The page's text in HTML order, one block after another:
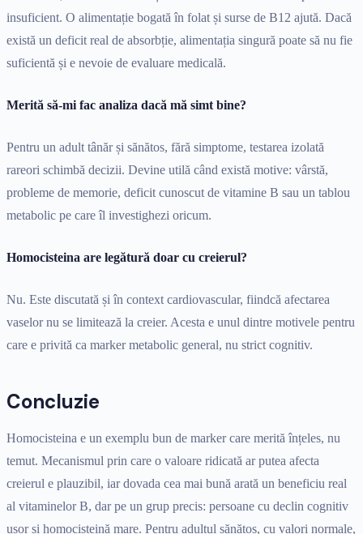
insuficient. O alimentație bogată în folat și surse de B12 ajută. Dacă
există un deficit real de absorbție, alimentația singură poate să nu fie
suficientă și e nevoie de evaluare medicală.
Merită să-mi fac analiza dacă mă simt bine?
Pentru un adult tânăr și sănătos, fără simptome, testarea izolată
rareori schimbă decizii. Devine utilă când există motive: vârstă,
probleme de memorie, deficit cunoscut de vitamine B sau un tablou
metabolic pe care îl investighezi oricum.
Homocisteina are legătură doar cu creierul?
Nu. Este discutată și în context cardiovascular, fiindcă afectarea
vaselor nu se limitează la creier. Acesta e unul dintre motivele pentru
care e privită ca marker metabolic general, nu strict cognitiv.
Concluzie
Homocisteina e un exemplu bun de marker care merită înțeles, nu
temut. Mecanismul prin care o valoare ridicată ar putea afecta
creierul e plauzibil, iar dovada cea mai bună arată un beneficiu real
al vitaminelor B, dar pe un grup precis: persoane cu declin cognitiv
ușor și homocisteină mare. Pentru adultul sănătos, cu valori normale,